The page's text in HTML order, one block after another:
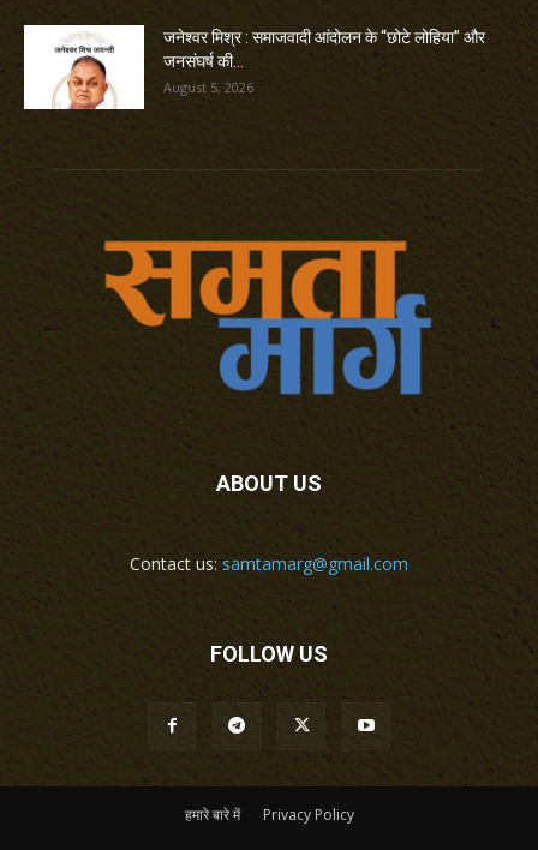
जनेश्वर मिश्र : समाजवादी आंदोलन के “छोटे लोहिया” और
जनसंघर्ष की...
August 5, 2026
ABOUT US
Contact us: samtamarg@gmail.com
FOLLOW US
हमारे बारे में Privacy Policy